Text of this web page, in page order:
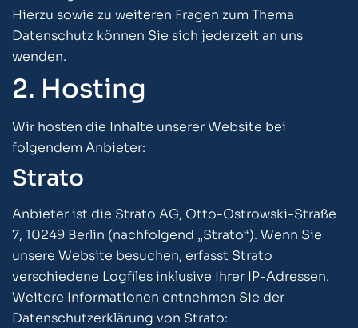
Hierzu sowie zu weiteren Fragen zum Thema
Datenschutz können Sie sich jederzeit an uns
wenden.
2. Hosting
Wir hosten die Inhalte unserer Website bei
folgendem Anbieter:
Strato
Anbieter ist die Strato AG, Otto-Ostrowski-Straße
7, 10249 Berlin (nachfolgend „Strato“). Wenn Sie
unsere Website besuchen, erfasst Strato
verschiedene Logfiles inklusive Ihrer IP-Adressen.
Weitere Informationen entnehmen Sie der
Datenschutzerklärung von Strato: